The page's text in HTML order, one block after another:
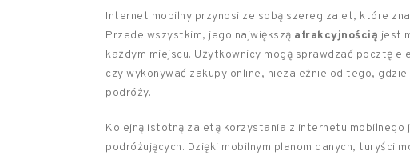
Internet mobilny przynosi ze sobą szereg zalet, które
Przede wszystkim, jego największą atrakcyjnością jest
każdym miejscu. Użytkownicy mogą sprawdzać pocztę
czy wykonywać zakupy online, niezależnie od tego,
podróży.
Kolejną istotną zaletą korzystania z internetu
podróżujących. Dzięki mobilnym planom danych, turyści